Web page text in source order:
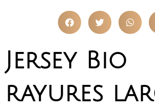
Jersey Bio
rayures